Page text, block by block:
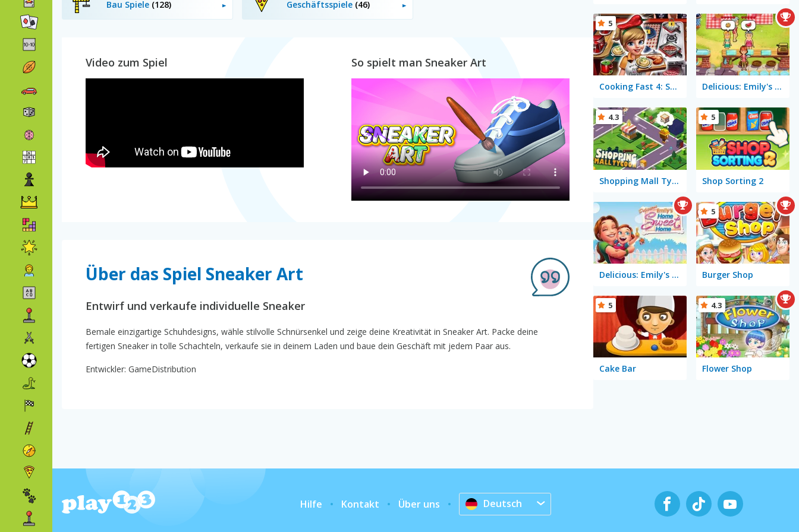
Bau Spiele (128) Geschäftsspiele (46)
Video zum Spiel So spielt man Sneaker Art
Über das Spiel Sneaker Art
Entwirf und verkaufe individuelle Sneaker
Bemale einzigartige Schuhdesigns, wähle stilvolle Schnürsenkel und zeige deine Kreativität in Sneaker Art. Packe deine
fertigen Sneaker in tolle Schachteln, verkaufe sie in deinem Laden und baue dein Geschäft mit jedem Paar aus.
Entwickler: GameDistribution
Cooking Fast 4: Steak
5
Delicious: Emily's Hopes & Fears
Shopping Mall Tycoon
4.3
Shop Sorting 2
5
Delicious: Emily's Home Sweet Home Burger Shop
5
Cake Bar
5
Flower Shop
4.3
Hilfe Kontakt Über uns Deutsch